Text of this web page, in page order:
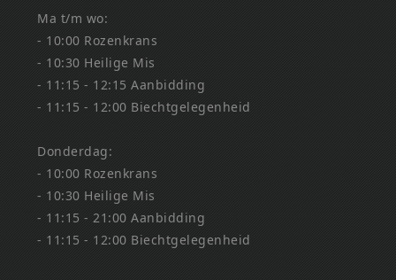
Ma t/m wo:
- 10:00 Rozenkrans
- 10:30 Heilige Mis
- 11:15 - 12:15 Aanbidding
- 11:15 - 12:00 Biechtgelegenheid
Donderdag:
- 10:00 Rozenkrans
- 10:30 Heilige Mis
- 11:15 - 21:00 Aanbidding
- 11:15 - 12:00 Biechtgelegenheid